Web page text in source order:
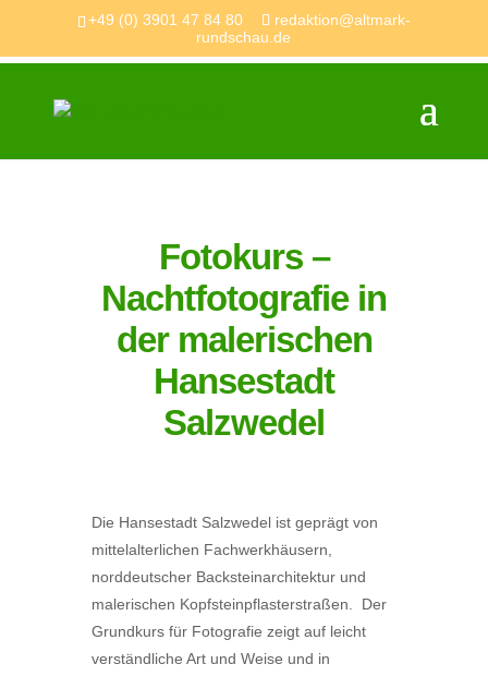
+49 (0) 3901 47 84 80
redaktion@altmark-
rundschau.de
Fotokurs –
Nachtfotografie in
der malerischen
Hansestadt
Salzwedel
Die Hansestadt Salzwedel ist geprägt von
mittelalterlichen Fachwerkhäusern,
norddeutscher Backsteinarchitektur und
malerischen Kopfsteinpflasterstraßen. Der
Grundkurs für Fotografie zeigt auf leicht
verständliche Art und Weise und in